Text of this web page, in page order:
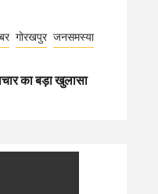
गोरखपुर जनसमस्या
का बड़ा खुलासा